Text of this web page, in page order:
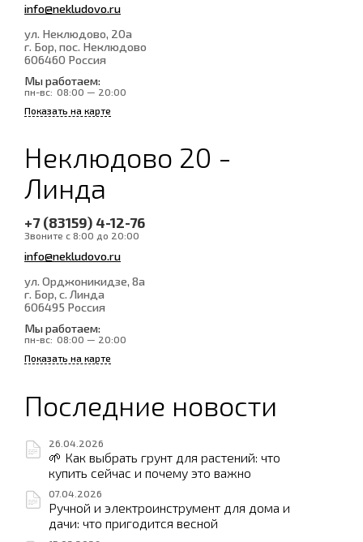
info@nekludovo.ru
ул. Неклюдово, 20а
г. Бор, пос. Неклюдово
606460 Россия
Мы работаем:
пн-вс: 08:00 — 20:00
Показать на карте
Неклюдово 20 -
Линда
+7 (83159) 4-12-76
Звоните с 8:00 до 20:00
info@nekludovo.ru
ул. Орджоникидзе, 8а
г. Бор, с. Линда
606495 Россия
Мы работаем:
пн-вс: 08:00 — 20:00
Показать на карте
Последние новости
26.04.2026
🌱 Как выбрать грунт для растений: что
купить сейчас и почему это важно
07.04.2026
Ручной и электроинструмент для дома и
дачи: что пригодится весной